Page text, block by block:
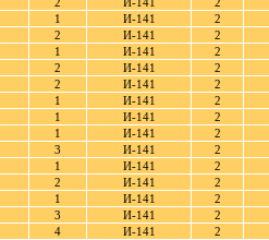
1 И-141
2
2 И-141
2
1 И-141
2
2 И-141
2
2 И-141
2
1 И-141
2
1 И-141
2
1 И-141
2
3 И-141
2
1 И-141
2
2 И-141
2
1 И-141
2
3 И-141
2
4 И-141
2